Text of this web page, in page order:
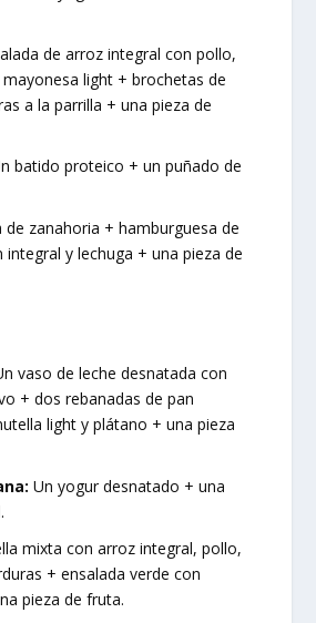
de arroz integral con pollo,
light + brochetas de
a la parrilla + una pieza de
batido proteico + un puñado de
de zanahoria + hamburguesa de
integral y lechuga + una pieza de
vaso de leche desnatada con
+ dos rebanadas de pan
light y plátano + una pieza
Un yogur desnatado + una
mixta con arroz integral, pollo,
+ ensalada verde con
pieza de fruta.